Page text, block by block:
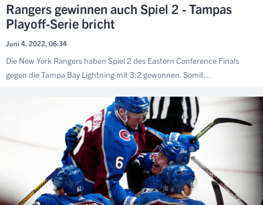
Rangers gewinnen auch Spiel 2 - Tampas
Playoff-Serie bricht
Juni 4. 2022, 06:34
Die New York Rangers haben Spiel 2 des Eastern Conference Finals
gegen die Tampa Bay Lightning mit 3:2 gewonnen. Somit...